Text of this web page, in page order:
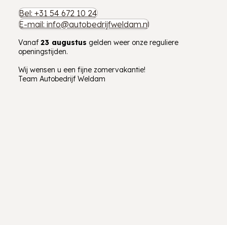
Bel: +31 54 672 10 24
E-mail: info@autobedrijfweldam.nl
Vanaf 23 augustus gelden weer onze reguliere
openingstijden.
Wij wensen u een fijne zomervakantie!
Team Autobedrijf Weldam